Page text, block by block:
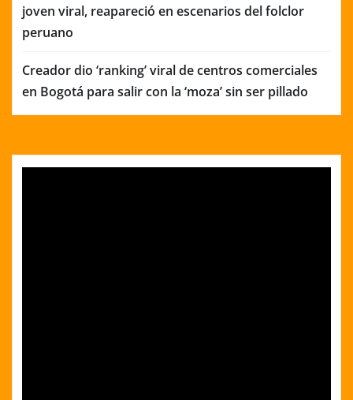
joven viral, reapareció en escenarios del folclor
peruano
Creador dio ‘ranking’ viral de centros comerciales
en Bogotá para salir con la ‘moza’ sin ser pillado